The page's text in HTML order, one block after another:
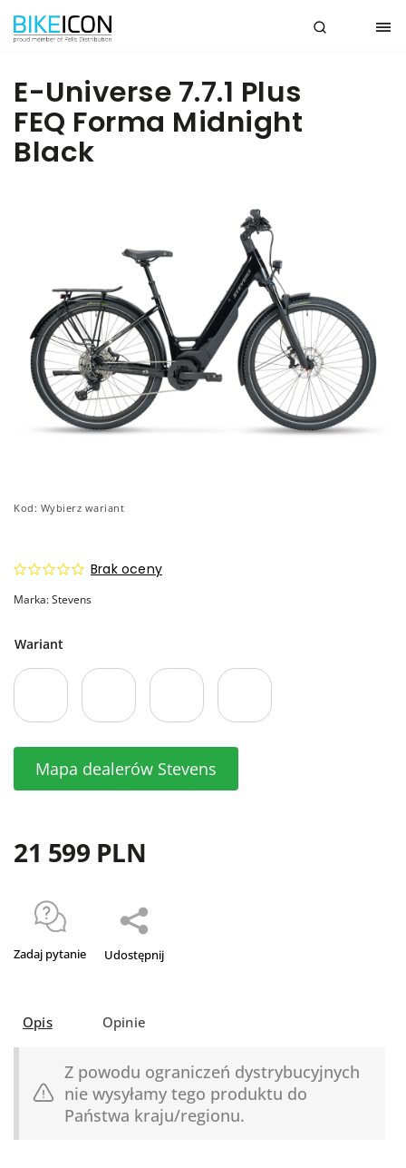
E-Universe 7.7.1 Plus
FEQ Forma Midnight
Black
Kod: Wybierz wariant
Brak oceny
Marka:Stevens
Wariant
Mapa dealerów Stevens
21 599 PLN
Zadaj pytanie Udostępnij
Opis Opinie
Z powodu ograniczeń dystrybucyjnych
nie wysyłamy tego produktu do
Państwa kraju/regionu.